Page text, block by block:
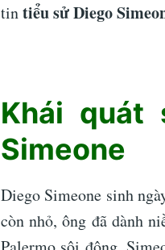
tintiểu sử Diego
Khái quát
Simeone
Diego Simeone sinh
còn nhỏ, ông đã dành